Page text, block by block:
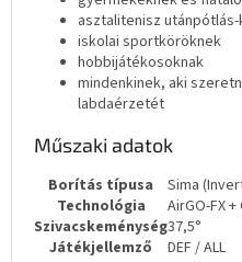
asztalitenisz
iskolai sportköröknek
hobbijátékosoknak
mindenkinek, aki
labdaérzetét
Műszaki adatok
Borítás típusa
Sima
Technológia
AirGO-FX
Szivacskeménység37,5°
Játékjellemző
DEF / ALL